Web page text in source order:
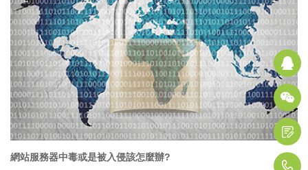
網站服務器中毒或是被入侵該怎麼辦?